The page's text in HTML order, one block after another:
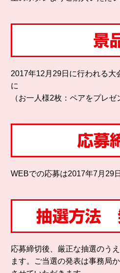
2017年12月29日に行われる大
に
（お一人様2枚：ペアをプレゼ
WEBでの応募は2017年7月29
応募締切後、厳正な抽選のう
ます。 ご当選の発表は事務局